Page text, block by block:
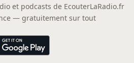
et podcasts de EcouterLaRadio.fr
— gratuitement sur tout